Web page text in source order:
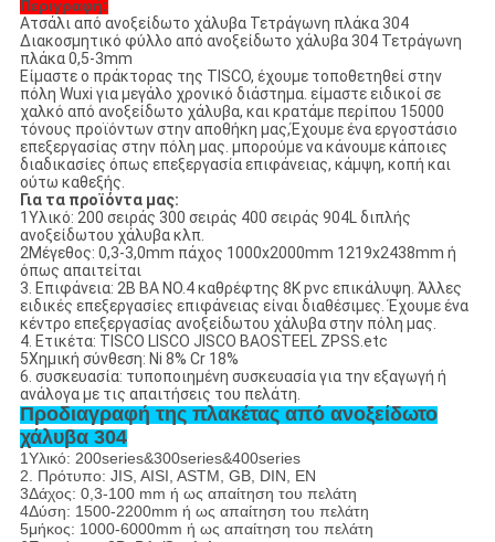
Περιγραφή:
Ατσάλι από ανοξείδωτο χάλυβα Τετράγωνη πλάκα 304
Διακοσμητικό φύλλο από ανοξείδωτο χάλυβα 304 Τετράγωνη
πλάκα 0,5-3mm
Είμαστε ο πράκτορας της TISCO, έχουμε τοποθετηθεί στην
πόλη Wuxi για μεγάλο χρονικό διάστημα. είμαστε ειδικοί σε
χαλκό από ανοξείδωτο χάλυβα, και κρατάμε περίπου 15000
τόνους προϊόντων στην αποθήκη μας,Έχουμε ένα εργοστάσιο
επεξεργασίας στην πόλη μας. μπορούμε να κάνουμε κάποιες
διαδικασίες όπως επεξεργασία επιφάνειας, κάμψη, κοπή και
ούτω καθεξής.
Για τα προϊόντα μας:
1Υλικό: 200 σειράς 300 σειράς 400 σειράς 904L διπλής
ανοξείδωτου χάλυβα κλπ.
2Μέγεθος: 0,3-3,0mm πάχος 1000x2000mm 1219x2438mm ή
όπως απαιτείται
3. Επιφάνεια: 2B BA NO.4 καθρέφτης 8K pvc επικάλυψη. Άλλες
ειδικές επεξεργασίες επιφάνειας είναι διαθέσιμες. Έχουμε ένα
κέντρο επεξεργασίας ανοξείδωτου χάλυβα στην πόλη μας.
4. Ετικέτα: TISCO LISCO JISCO BAOSTEEL ZPSS.etc
5Χημική σύνθεση: Ni 8% Cr 18%
6. συσκευασία: τυποποιημένη συσκευασία για την εξαγωγή ή
ανάλογα με τις απαιτήσεις του πελάτη.
Προδιαγραφή της πλακέτας από ανοξείδωτο
χάλυβα 304
1Υλικό: 200series&300series&400series
2. Πρότυπο: JIS, AISI, ASTM, GB, DIN, EN
3Δάχος: 0,3-100 mm ή ως απαίτηση του πελάτη
4Δύση: 1500-2200mm ή ως απαίτηση του πελάτη
5μήκος: 1000-6000mm ή ως απαίτηση του πελάτη